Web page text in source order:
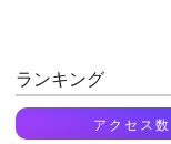
ランキング
アクセス数